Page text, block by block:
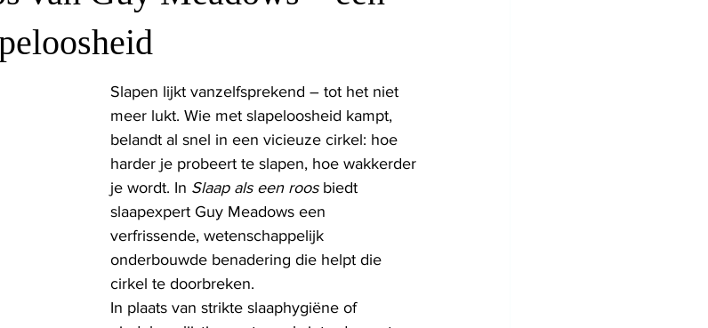
Slapen lijkt vanzelfsprekend – tot het niet
meer lukt. Wie met slapeloosheid kampt,
belandt al snel in een vicieuze cirkel: hoe
harder je probeert te slapen, hoe wakkerder
je wordt. In Slaap als een roos biedt
slaapexpert Guy Meadows een
verfrissende, wetenschappelijk
onderbouwde benadering die helpt die
cirkel te doorbreken.
In plaats van strikte slaaphygiëne of